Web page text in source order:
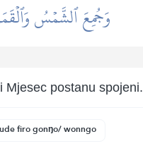
وَجُمِعَ ٱلشَّمۡسُ
Mjesec postanu spojeni.
Hollude / ballude firo gonŋo/ wonngo